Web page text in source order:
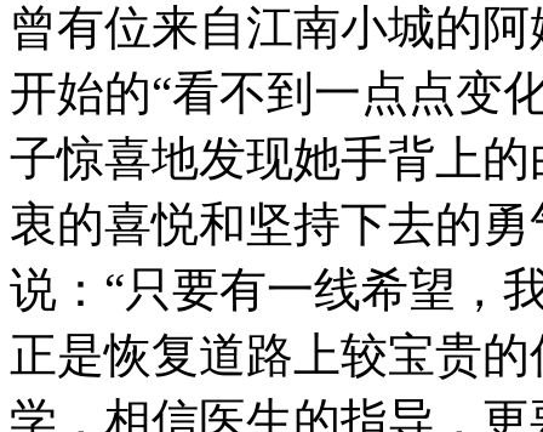
曾有位来自江南小城的
开始的“看不到一点点变
子惊喜地发现她手背上
衷的喜悦和坚持下去的
说：“只要有一线希望，
正是恢复道路上较宝贵
学，相信医生的指导，